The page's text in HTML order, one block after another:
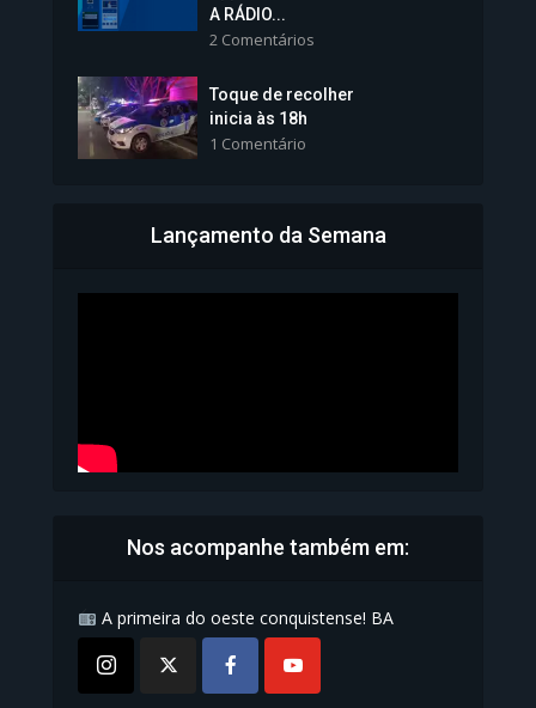
tomará posse nesta...
1.101 Modos de exibição
Bahia inicia emissão da
A RÁDIO...
2 Comentários
Toque de recolher
inicia às 18h
1 Comentário
Lançamento da Semana
Nos acompanhe também em:
A primeira do oeste conquistense! BA